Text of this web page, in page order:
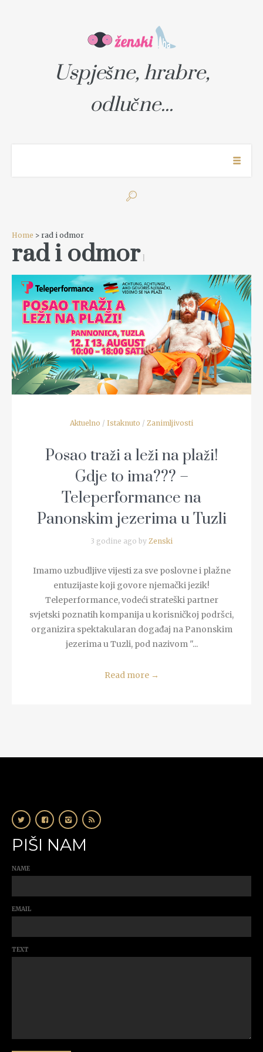
Uspješne, hrabre,
odlučne...
Home > rad i odmor
rad i odmor 1
READ MORE
Aktuelno / Istaknuto / Zanimljivosti
Posao traži a leži na plaži!
Gdje to ima??? –
Teleperformance na
Panonskim jezerima u Tuzli
3 godine ago by Zenski
Imamo uzbudljive vijesti za sve poslovne i plažne
entuzijaste koji govore njemački jezik!
Teleperformance, vodeći strateški partner
svjetski poznatih kompanija u korisničkoj podršci,
organizira spektakularan događaj na Panonskim
jezerima u Tuzli, pod nazivom "...
Read more →
PIŠI NAM
NAME
EMAIL
TEXT